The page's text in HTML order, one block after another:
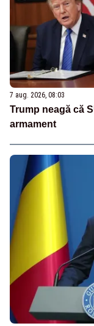
7 aug. 2026, 08:03
Trump neagă că
armament